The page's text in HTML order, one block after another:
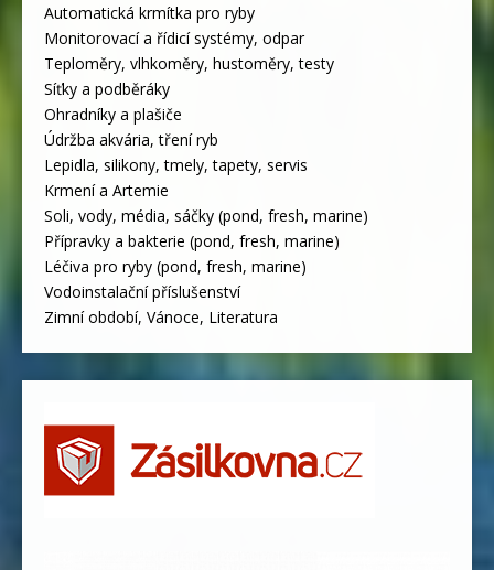
Automatická krmítka pro ryby
Monitorovací a řídicí systémy, odpar
Teploměry, vlhkoměry, hustoměry, testy
Síťky a podběráky
Ohradníky a plašiče
Údržba akvária, tření ryb
Lepidla, silikony, tmely, tapety, servis
Krmení a Artemie
Soli, vody, média, sáčky (pond, fresh, marine)
Přípravky a bakterie (pond, fresh, marine)
Léčiva pro ryby (pond, fresh, marine)
Vodoinstalační příslušenství
Zimní období, Vánoce, Literatura